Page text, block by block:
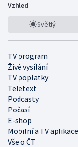
Vzhled
Světlý
TV program
Živé vysílání
TV poplatky
Teletext
Podcasty
Počasí
E-shop
Mobilní a TV aplikace
Vše o ČT